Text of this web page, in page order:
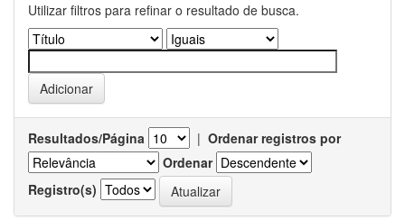
Utilizar filtros para refinar o resultado de busca.
Resultados/Página | Ordenar registros por
Ordenar
Registro(s)